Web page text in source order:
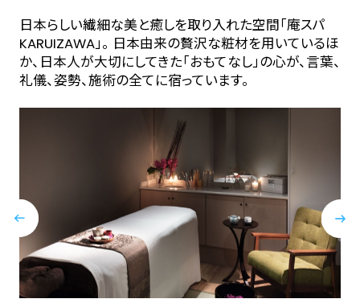
日本らしい繊細な美と癒しを取り入れた空間「庵スパ
KARUIZAWA」。 日本由来の贅沢な粧材を用いているほ
か、日本人が大切にしてきた「おもてなし」の心が、言葉、
礼儀、姿勢、施術の全てに宿っています。